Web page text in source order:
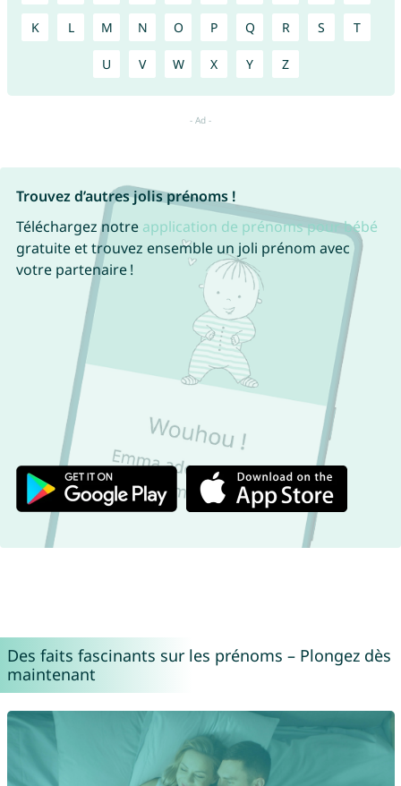
K L M N O P Q R S T
U V W X Y Z
Trouvez d’autres jolis prénoms !
Téléchargez notre application de prénoms pour bébé
gratuite et trouvez ensemble un joli prénom avec
votre partenaire !
Des faits fascinants sur les prénoms – Plongez dès
maintenant